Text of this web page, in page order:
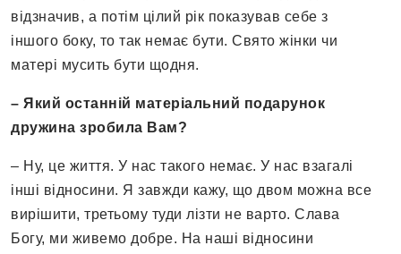
відзначив, а потім цілий рік показував себе з
іншого боку, то так немає бути. Свято жінки чи
матері мусить бути щодня.
– Який останній матеріальний подарунок
дружина зробила Вам?
– Ну, це життя. У нас такого немає. У нас взагалі
інші відносини. Я завжди кажу, що двом можна все
вирішити, третьому туди лізти не варто. Слава
Богу, ми живемо добре. На наші відносини